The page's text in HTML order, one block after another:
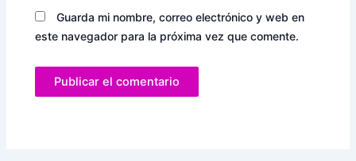
Guarda mi nombre, correo electrónico y web en
este navegador para la próxima vez que comente.